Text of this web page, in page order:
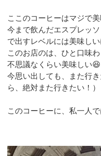
ここのコーヒーはマジで美
今まで飲んだエスプレッ
で出すレベルには美味しい
このお店のは、ひと口味
不思議なくらい美味しい😆
今思い出しても、また行
ら、絶対また行きたい！）
このコーヒーに、私一人